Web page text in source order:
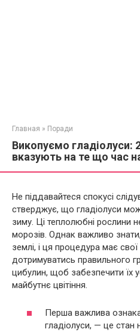
Главная » Поради
Викопуємо гладіолуси:
вказують на те що час
Не піддавайтеся спокусі
стверджує, що гладіолуси
зиму. Ці теплолюбні рослини
морозів. Однак важливо
землі, і ця процедура має
дотримуватись правильного
цибулин, щоб забезпечити їх
майбутнє цвітіння.
Перша важлива
гладіолуси, — це стан